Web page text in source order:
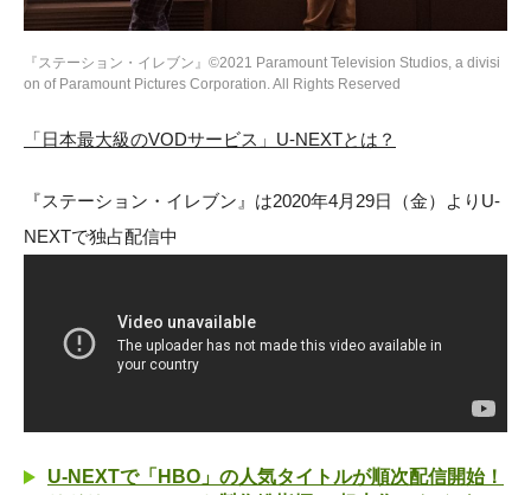
『ステーション・イレブン』©2021 Paramount Television Studios, a divisi
on of Paramount Pictures Corporation. All Rights Reserved
「日本最大級のVODサービス」U-NEXTとは？
『ステーション・イレブン』は2020年4月29日（金）よりU-
NEXTで独占配信中
U-NEXTで「HBO」の人気タイトルが順次配信開始！